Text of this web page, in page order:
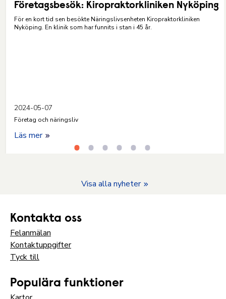
Företagsbesök: Kiropraktorkliniken Nyköping
För en kort tid sen besökte Näringslivsenheten Kiropraktorkliniken
Nyköping. En klinik som har funnits i stan i 45 år.
2024-05-07
Företag och näringsliv
Läs mer
Visa alla nyheter
Kontakta oss
Felanmälan
Kontaktuppgifter
Tyck till
Populära funktioner